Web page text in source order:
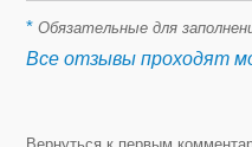
* Обязательные для
Все отзывы проходят